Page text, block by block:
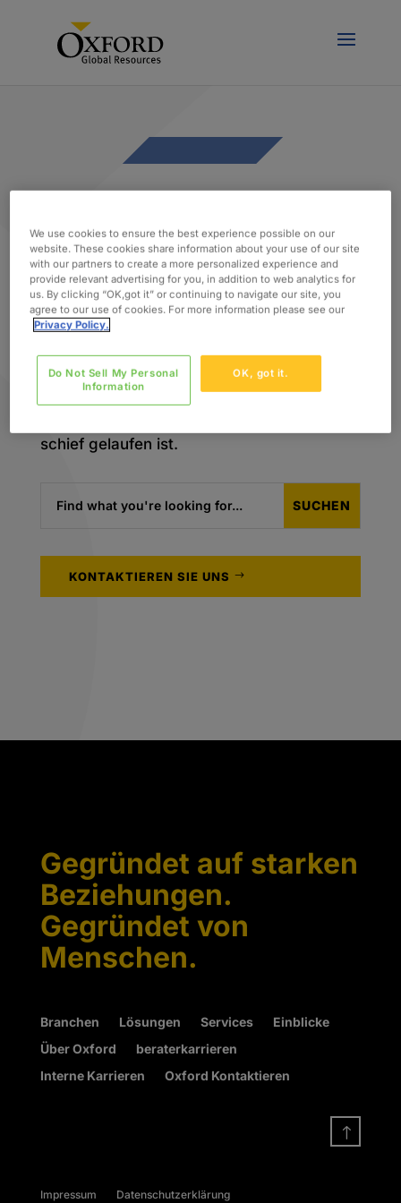
404 Error
Die angeforderte
Seite wurde nicht
gefunden.
schief gelaufen ist.
KONTAKTIEREN SIE UNS
Gegründet auf starken
Beziehungen.
Gegründet von
Menschen.
Branchen Lösungen Services
Einblicke
Über Oxford
beraterkarrieren
Interne Karrieren
Oxford Kontaktieren
!
Impressum Datenschutzerklärung
We use cookies to ensure the best experience possible on our
website. These cookies share information about your use of our site
with our partners to create a more personalized experience and
provide relevant advertising for you, in addition to web analytics for
us. By clicking “OK,got it” or continuing to navigate our site, you
agree to our use of cookies. For more information please see our
Privacy Policy.
OK, got it.
Do Not Sell My Personal
Information